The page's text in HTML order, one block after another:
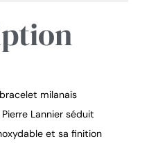
9.4
milanais
Lannier séduit
et sa finition